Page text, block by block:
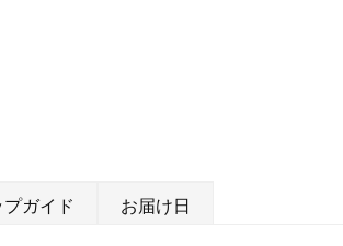
プガイド お届け日